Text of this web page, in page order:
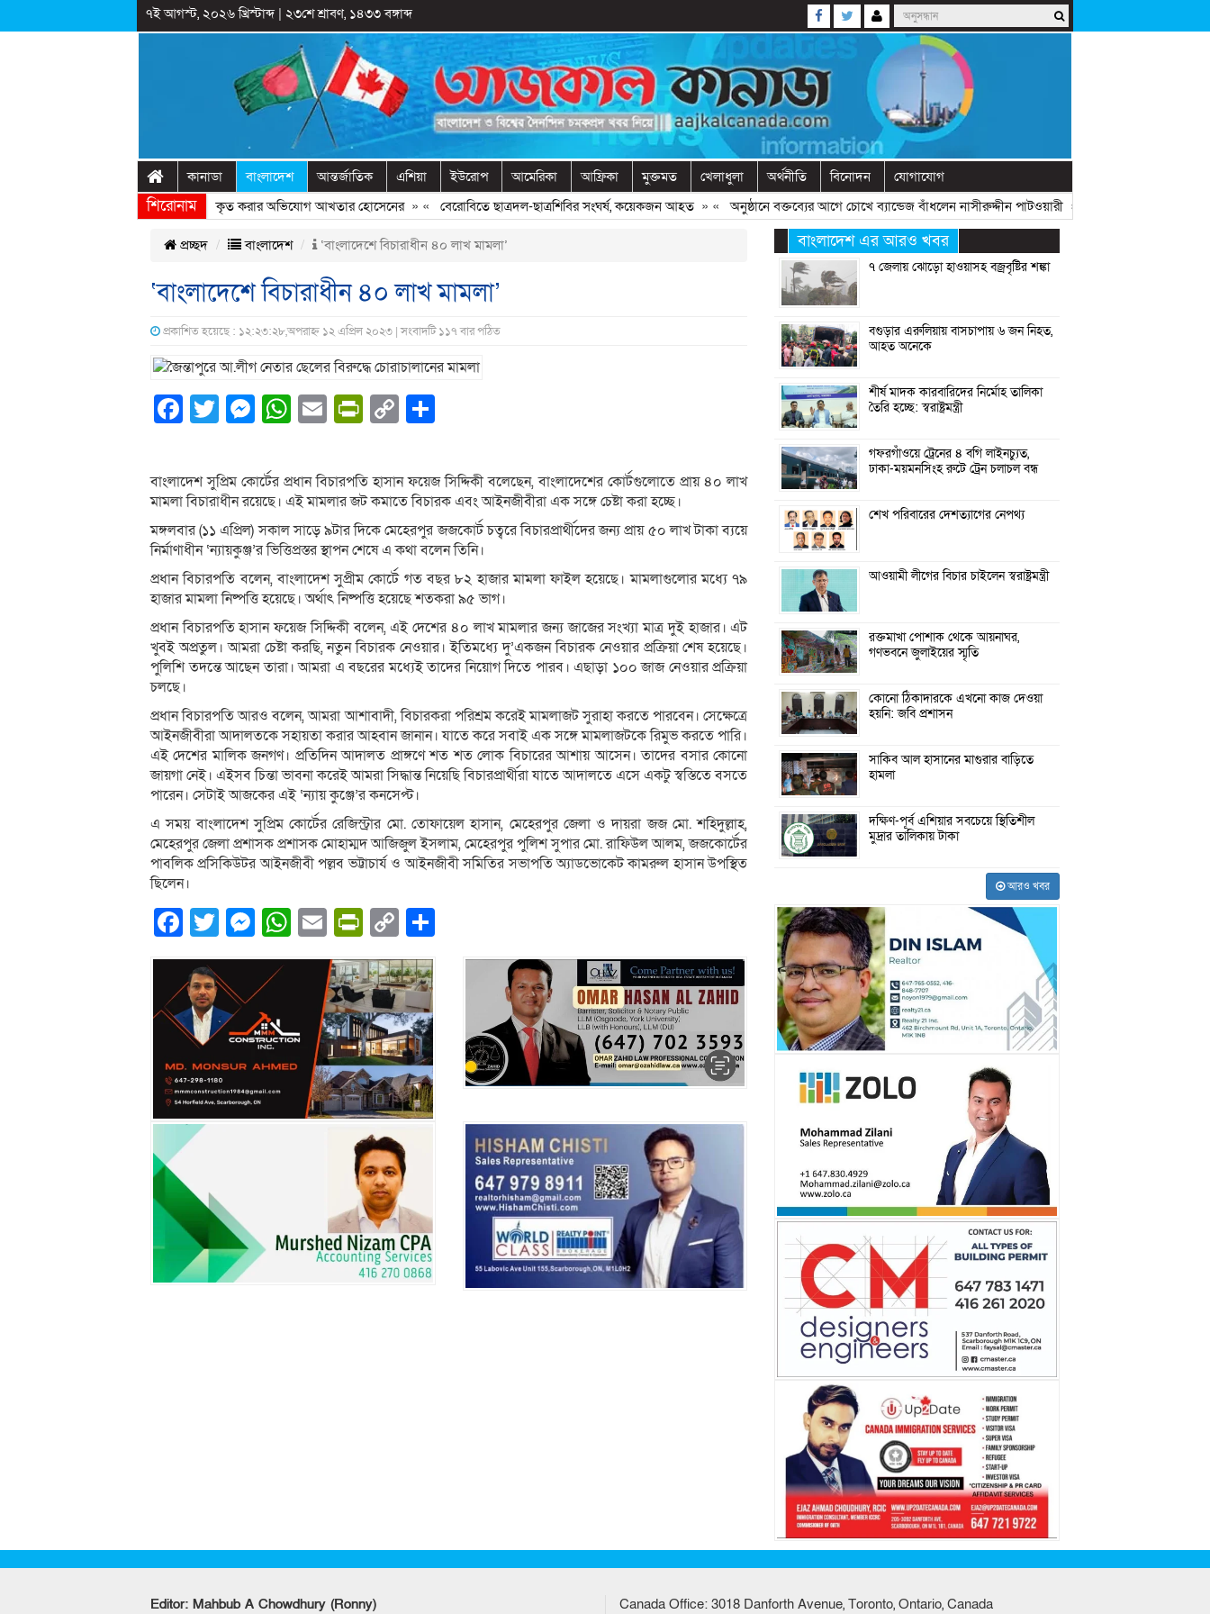
৭ই আগস্ট, ২০২৬ খ্রিস্টাব্দ| ২৩শে শ্রাবণ, ১৪৩৩ বঙ্গাব্দ
কানাডা বাংলাদেশ আন্তর্জাতিক এশিয়া ইউরোপ আমেরিকা আফ্রিকা মুক্তমত খেলাধুলা অর্থনীতি বিনোদন যোগাযোগ
শিরোনাম
রাষ্ট্রীয় অনুষ্ঠানের প্রামাণ্যচিত্রে ইতিহাস বিকৃত করার অভিযোগ আখতার হোসেনের» «বেরোবিতে ছাত্রদল-ছাত্রশিবির সংঘর্ষ, কয়েকজন আহত» «অনুষ্ঠানে বক্তব্যের আগে চোখে ব্যান্ডেজ বাঁধলেন নাসীরুদ্দীন পাটওয়ারী» «
প্রচ্ছদ বাংলাদেশ ‘বাংলাদেশে বিচারাধীন ৪০ লাখ মামলা’
‘বাংলাদেশে বিচারাধীন ৪০ লাখ মামলা’
প্রকাশিত হয়েছে : ১২:২৩:২৮,অপরাহ্ন ১২ এপ্রিল ২০২৩ | সংবাদটি ১১৭ বার পঠিত
Facebook
Twitter
Messenger
WhatsApp
EmailPrintFriendly
Copy
বাংলাদেশ সুপ্রিম কোর্টের প্রধান বিচারপতি হাসান ফয়েজ সিদ্দিকী বলেছেন, বাংলাদেশের কোর্টগুলোতে প্রায় ৪০ লাখ
মামলা বিচারাধীন রয়েছে। এই মামলার জট কমাতে বিচারক এবং আইনজীবীরা এক সঙ্গে চেষ্টা করা হচ্ছে।
মঙ্গলবার (১১ এপ্রিল) সকাল সাড়ে ৯টার দিকে মেহেরপুর জজকোর্ট চত্বরে বিচারপ্রার্থীদের জন্য প্রায় ৫০ লাখ টাকা ব্যয়ে
নির্মাণাধীন ‘ন্যায়কুঞ্জ’র ভিত্তিপ্রস্তর স্থাপন শেষে এ কথা বলেন তিনি।
প্রধান বিচারপতি বলেন, বাংলাদেশ সুপ্রীম কোর্টে গত বছর ৮২ হাজার মামলা ফাইল হয়েছে। মামলাগুলোর মধ্যে ৭৯
হাজার মামলা নিষ্পত্তি হয়েছে। অর্থাৎ নিষ্পত্তি হয়েছে শতকরা ৯৫ ভাগ।
প্রধান বিচারপতি হাসান ফয়েজ সিদ্দিকী বলেন, এই দেশের ৪০ লাখ মামলার জন্য জাজের সংখ্যা মাত্র দুই হাজার। এট
খুবই অপ্রতুল। আমরা চেষ্টা করছি, নতুন বিচারক নেওয়ার। ইতিমধ্যে দু’একজন বিচারক নেওয়ার প্রক্রিয়া শেষ হয়েছে।
পুলিশি তদন্তে আছেন তারা। আমরা এ বছরের মধ্যেই তাদের নিয়োগ দিতে পারব। এছাড়া ১০০ জাজ নেওয়ার প্রক্রিয়া
চলছে।
প্রধান বিচারপতি আরও বলেন, আমরা আশাবাদী, বিচারকরা পরিশ্রম করেই মামলাজট সুরাহা করতে পারবেন। সেক্ষেত্রে
আইনজীবীরা আদালতকে সহায়তা করার আহবান জানান। যাতে করে সবাই এক সঙ্গে মামলাজটকে রিমুভ করতে পারি।
এই দেশের মালিক জনগণ। প্রতিদিন আদালত প্রাঙ্গণে শত শত লোক বিচারের আশায় আসেন। তাদের বসার কোনো
জায়গা নেই। এইসব চিন্তা ভাবনা করেই আমরা সিদ্ধান্ত নিয়েছি বিচারপ্রার্থীরা যাতে আদালতে এসে একটু স্বস্তিতে বসতে
পারেন। সেটাই আজকের এই ‘ন্যায় কুঞ্জে’র কনসেপ্ট।
এ সময় বাংলাদেশ সুপ্রিম কোর্টের রেজিস্ট্রার মো. তোফায়েল হাসান, মেহেরপুর জেলা ও দায়রা জজ মো. শহিদুল্লাহ,
মেহেরপুর জেলা প্রশাসক প্রশাসক মোহাম্মদ আজিজুল ইসলাম, মেহেরপুর পুলিশ সুপার মো. রাফিউল আলম, জজকোর্টের
পাবলিক প্রসিকিউটর আইনজীবী পল্লব ভট্টাচার্য ও আইনজীবী সমিতির সভাপতি অ্যাডভোকেট কামরুল হাসান উপস্থিত
ছিলেন।
Facebook
Twitter
Messenger
WhatsApp
EmailPrintFriendly
Copy
Link
বাংলাদেশ এর আরও খবর
৭ জেলায় ঝোড়ো হাওয়াসহ বজ্রবৃষ্টির শঙ্কা
বগুড়ার এরুলিয়ায় বাসচাপায় ৬ জন নিহত,
আহত অনেকে
শীর্ষ মাদক কারবারিদের নির্মোহ তালিকা
তৈরি হচ্ছে: স্বরাষ্ট্রমন্ত্রী
গফরগাঁওয়ে ট্রেনের ৪ বগি লাইনচ্যুত,
ঢাকা-ময়মনসিংহ রুটে ট্রেন চলাচল বন্ধ
শেখ পরিবারের দেশত্যাগের নেপথ্য
আওয়ামী লীগের বিচার চাইলেন স্বরাষ্ট্রমন্ত্রী
রক্তমাখা পোশাক থেকে আয়নাঘর,
গণভবনে জুলাইয়ের স্মৃতি
কোনো ঠিকাদারকে এখনো কাজ দেওয়া
হয়নি: জবি প্রশাসন
সাকিব আল হাসানের মাগুরার বাড়িতে
হামলা
দক্ষিণ-পূর্ব এশিয়ার সবচেয়ে স্থিতিশীল
মুদ্রার তালিকায় টাকা
আরও খবর
Editor: Mahbub A Chowdhury (Ronny) Canada Office: 3018 Danforth Avenue, Toronto, Ontario, Canada